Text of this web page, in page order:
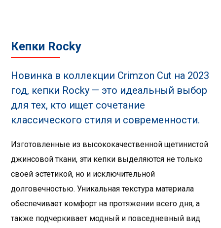
Кепки Rocky
Новинка в коллекции Crimzon Cut на 2023
год, кепки Rocky — это идеальный выбор
для тех, кто ищет сочетание
классического стиля и современности.
Изготовленные из высококачественной щетинистой
джинсовой ткани, эти кепки выделяются не только
своей эстетикой, но и исключительной
долговечностью. Уникальная текстура материала
обеспечивает комфорт на протяжении всего дня, а
также подчеркивает модный и повседневный вид